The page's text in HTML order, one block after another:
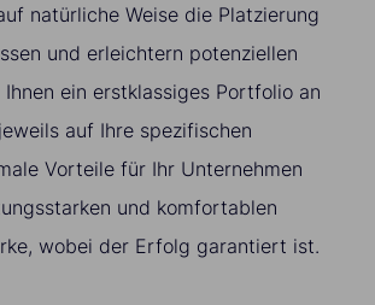
natürliche Weise die Platzierung
und erleichtern potenziellen
ein erstklassiges Portfolio an
auf Ihre spezifischen
Vorteile für Ihr Unternehmen
und komfortablen
wobei der Erfolg garantiert ist.